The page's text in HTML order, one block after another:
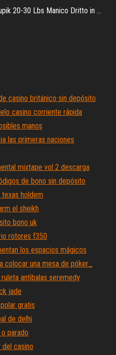
20-30 Lbs Manico Dritto in ...
casino británico sin depósito
casino corriente rápida
manos
las primeras naciones
mixtape vol 2 descarga
de bono sin depósito
holdem
el sheikh
bono uk
rotores f350
los espacios mágicos
colocar una mesa de póker_
antibalas seremedy
jade
gratis
de delhi
parado
del casino